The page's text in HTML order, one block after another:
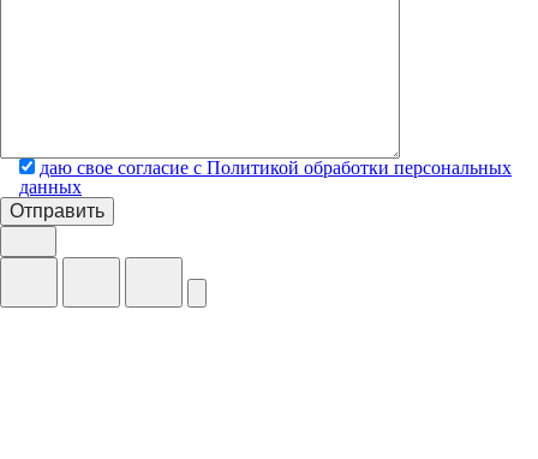
даю свое согласие с Политикой обработки персональных
данных